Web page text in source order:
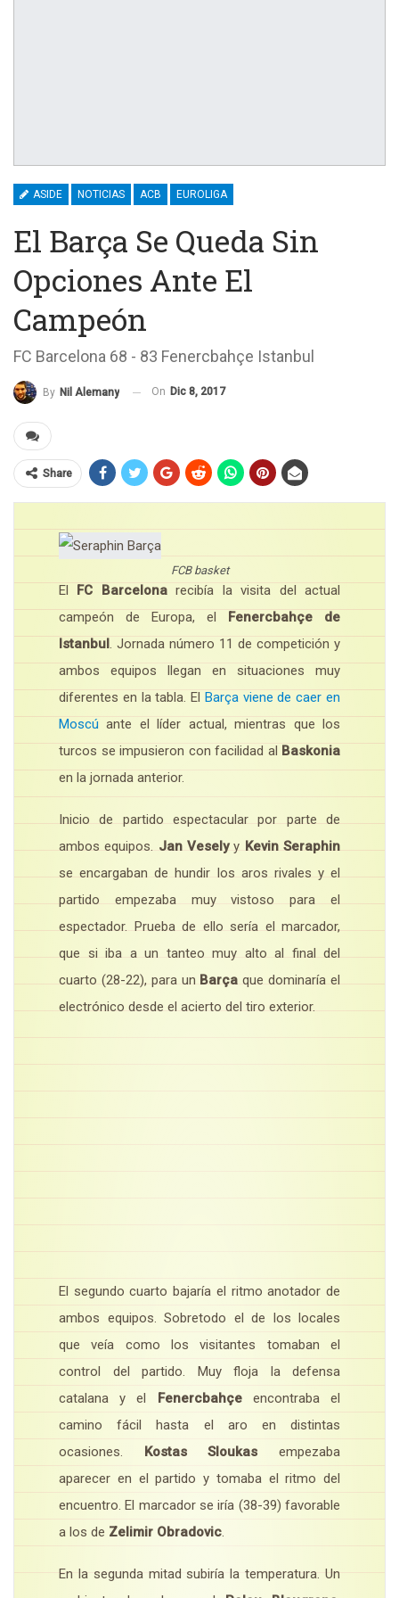
ASIDE NOTICIAS ACB EUROLIGA
El Barça Se Queda Sin
Opciones Ante El
Campeón
FC Barcelona 68 - 83 Fenercbahçe Istanbul
By Nil Alemany On Dic 8, 2017
Share
FCB basket
El FC Barcelonarecibía la visita del actual
campeón de Europa, el Fenercbahçe de
Istanbul. Jornada número 11 de competición y
ambos equipos llegan en situaciones muy
diferentes en la tabla. El Barça viene de caer en
Moscú ante el líder actual, mientras que los
turcos se impusieron con facilidad al Baskonia
en la jornada anterior.
Inicio de partido espectacular por parte de
ambos equipos. Jan Veselyy Kevin Seraphin
se encargaban de hundir los aros rivales y el
partido empezaba muy vistoso para el
espectador. Prueba de ello sería el marcador,
que si iba a un tanteo muy alto al final del
cuarto (28-22), para un Barça que dominaría el
electrónico desde el acierto del tiro exterior.
El segundo cuarto bajaría el ritmo anotador de
ambos equipos. Sobretodo el de los locales
que veía como los visitantes tomaban el
control del partido. Muy floja la defensa
catalana y el Fenercbahçeencontraba el
camino fácil hasta el aro en distintas
ocasiones. Kostas Sloukas empezaba
aparecer en el partido y tomaba el ritmo del
encuentro. El marcador se iría (38-39) favorable
a los de Zelimir Obradovic.
En la segunda mitad subiría la temperatura. Un